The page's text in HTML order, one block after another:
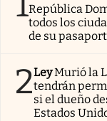
República
todos los
de su
2LeyMurió la
tendrán
si el dueño
Estados